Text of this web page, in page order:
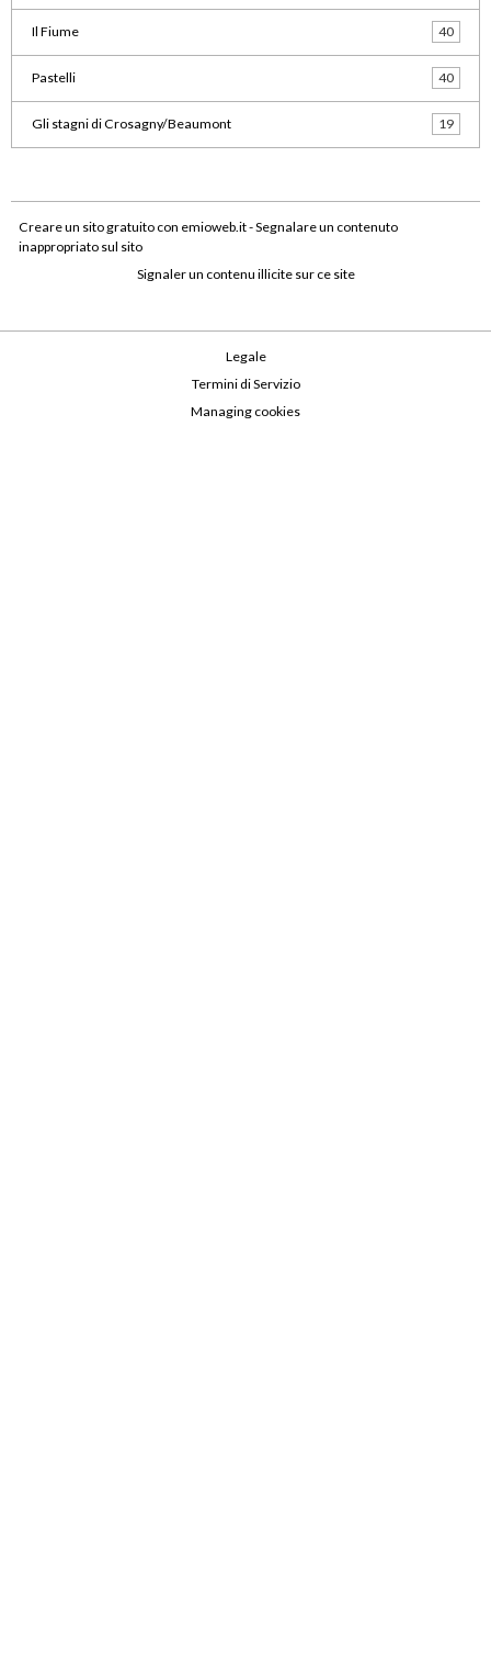
Il Fiume 40
Pastelli 40
Gli stagni di Crosagny/Beaumont 19
Creare un sito gratuito con emioweb.it -Segnalare un contenuto
inappropriato sul sito
Signaler un contenu illicite sur ce site
Legale
Termini di Servizio
Managing cookies